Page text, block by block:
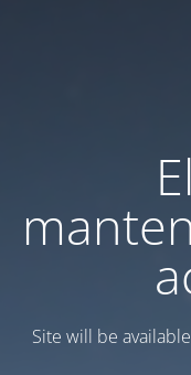
Site will be